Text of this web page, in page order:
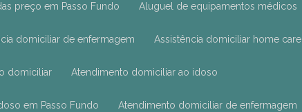
preço em Passo Fundo Aluguel de equipamentos médicos
domiciliar de enfermagem Assistência domiciliar home care
domiciliar Atendimento domiciliar ao idoso
em Passo Fundo Atendimento domiciliar de enfermagem